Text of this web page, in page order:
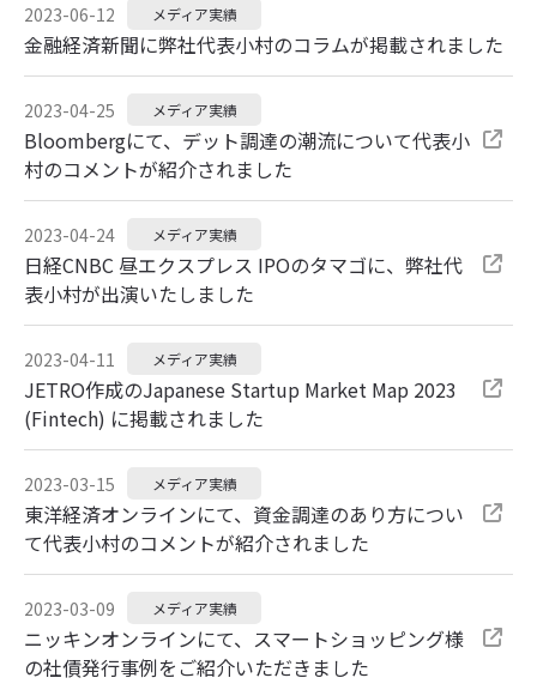
2023-06-12 メディア実績
金融経済新聞に弊社代表小村のコラムが掲載されました
2023-04-25 メディア実績
Bloombergにて、デット調達の潮流について代表小
村のコメントが紹介されました
2023-04-24 メディア実績
日経CNBC 昼エクスプレス IPOのタマゴに、弊社代
表小村が出演いたしました
2023-04-11 メディア実績
JETRO作成のJapanese Startup Market Map 2023
(Fintech) に掲載されました
2023-03-15 メディア実績
東洋経済オンラインにて、資金調達のあり方につい
て代表小村のコメントが紹介されました
2023-03-09 メディア実績
ニッキンオンラインにて、スマートショッピング様
の社債発行事例をご紹介いただきました